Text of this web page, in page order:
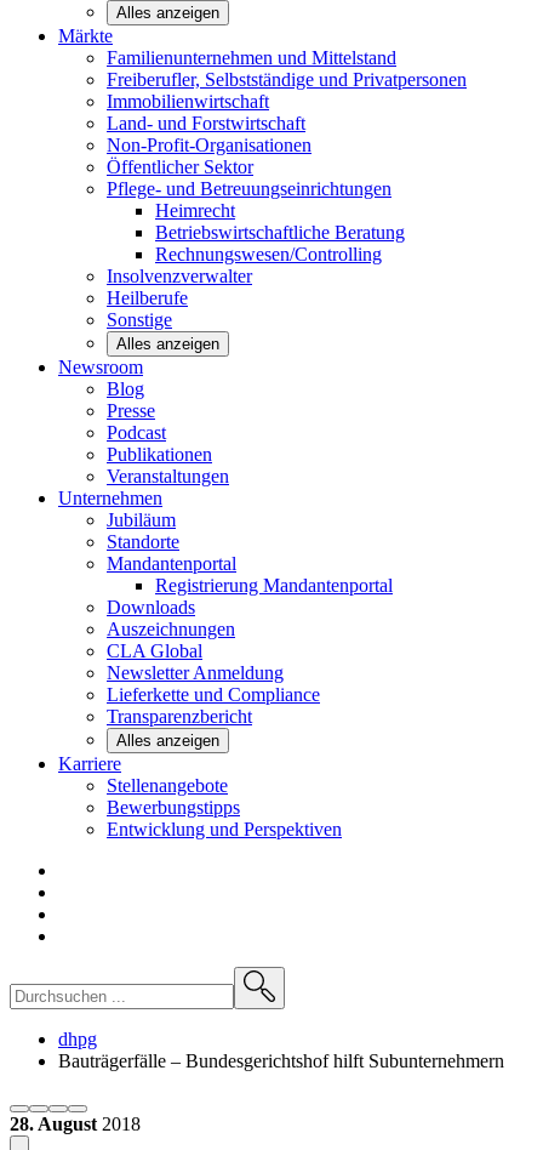
Alles anzeigen
Märkte
Familienunternehmen und Mittelstand
Freiberufler, Selbstständige und Privatpersonen
Immobilienwirtschaft
Land- und Forstwirtschaft
Non-Profit-Organisationen
Öffentlicher Sektor
Pflege- und Betreuungseinrichtungen
Heimrecht
Betriebswirtschaftliche Beratung
Rechnungswesen/Controlling
Insolvenzverwalter
Heilberufe
Sonstige
Alles anzeigen
Newsroom
Blog
Presse
Podcast
Publikationen
Veranstaltungen
Unternehmen
Jubiläum
Standorte
Mandantenportal
Registrierung Mandantenportal
Downloads
Auszeichnungen
CLA Global
NewsletterAnmeldung
Lieferkette und Compliance
Transparenzbericht
Alles anzeigen
Karriere
Stellenangebote
Bewerbungstipps
Entwicklung und Perspektiven
dhpg
Bauträgerfälle – Bundesgerichtshof hilft Subunternehmern
28. August 2018